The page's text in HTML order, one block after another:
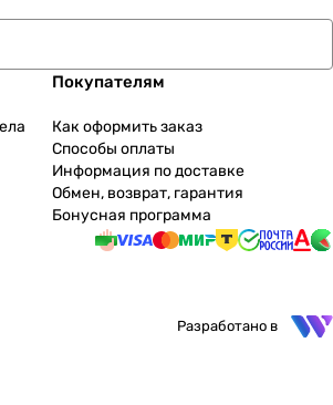
Покупателям
Как оформить заказ
Способы оплаты
Информация по доставке
Обмен, возврат, гарантия
Бонусная программа
Разработано в